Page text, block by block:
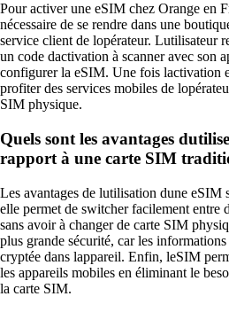
Pour activer une eSIM chez Orange en
nécessaire de se rendre dans une
service client de lopérateur. Lutilisateur
un code dactivation à scanner avec son
configurer la eSIM. Une fois lactivation
profiter des services mobiles de
SIM physique.
Quels sont les avantages
rapport à une carte SIM
Les avantages de lutilisation dune eSIM
elle permet de switcher facilement entre
sans avoir à changer de carte SIM
plus grande sécurité, car les
cryptée dans lappareil. Enfin, leSIM
les appareils mobiles en éliminant le
la carte SIM.